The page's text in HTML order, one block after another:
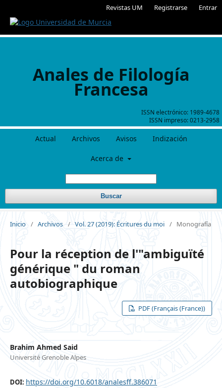
Revistas UM Registrarse Entrar
ISSN electrónico: 1989-4678
ISSN impreso:0213-2958
Anales de Filología
Francesa
Actual Archivos Avisos Indización
Acerca de
Buscar
Inicio / Archivos / Vol. 27 (2019): Écritures du moi / Monografía
Pour la réception de l'"ambiguïté
générique " du roman
autobiographique
PDF (Français (France))
Brahim Ahmed Said
Université Grenoble Alpes
DOI: https://doi.org/10.6018/analesff.386071